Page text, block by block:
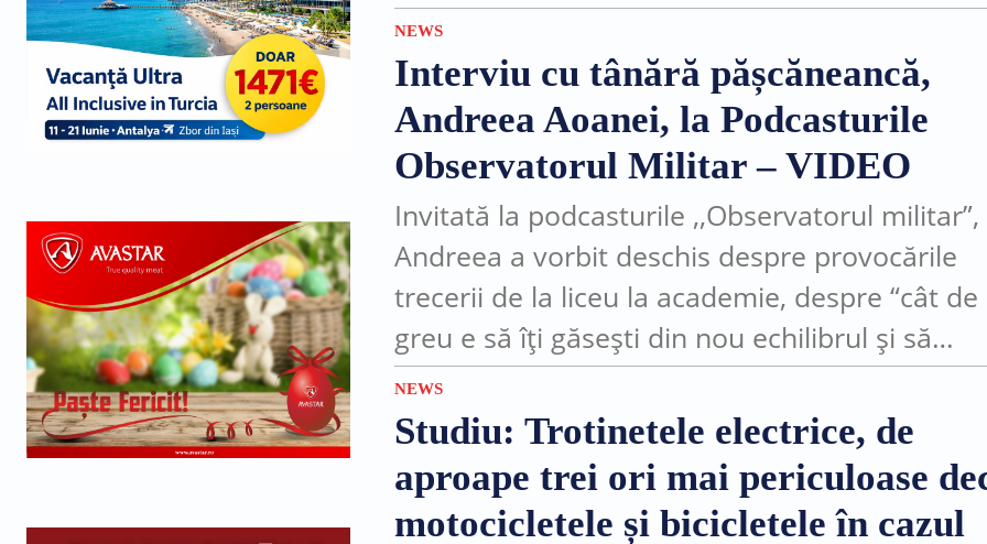
pentru extinderea rețelelor de apa si
satul...
NEWS
Interviu cu tânără pășcăneancă,
Andreea Aoanei, la Podcasturile
Observatorul Militar – VIDEO
Invitată la podcasturile ,,Observatorul militar”,
Andreea a vorbit deschis despre provocările
trecerii de la liceu la academie, despre “cât de
greu e să îți găsești din nou echilibrul și să
conștientizezi că un început greu nu
drum...
NEWS
Studiu: Trotinetele electrice, de
aproape trei ori mai periculoase
motocicletele și bicicletele în cazul